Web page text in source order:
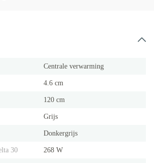
Centrale verwarming
4.6 cm
120 cm
Grijs
Donkergrijs
30 268 W